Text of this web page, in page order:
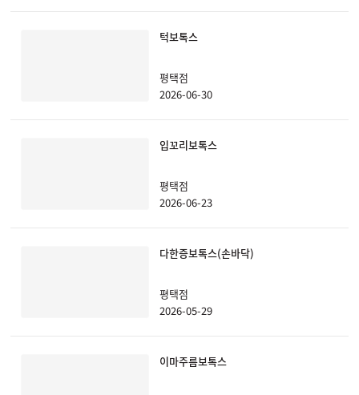
턱보톡스
평택점
2026-06-30
입꼬리보톡스
평택점
2026-06-23
다한증보톡스(손바닥)
평택점
2026-05-29
이마주름보톡스